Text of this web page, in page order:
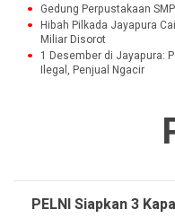
Gedung Perpustakaan
Hibah Pilkada Jayapura
Miliar Disorot
1 Desember di Jayapura:
Ilegal, Penjual Ngacir
PELNI Siapkan 3